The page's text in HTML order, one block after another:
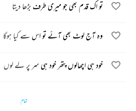
تو اک قدم بھی جو میری طرف بڑھا دیتا
وہ آج لوٹ بھی آئے تو اس سے کیا ہوگا
خود ہی اچھالوں پتھر خود ہی سر پر لے لوں
تمام